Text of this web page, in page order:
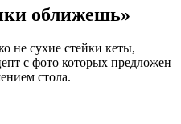
оближешь»
не сухие стейки кеты,
с фото которых предложен
стола.